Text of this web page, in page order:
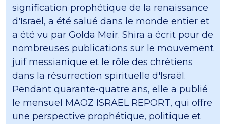
signification prophétique de la renaissance
d'Israël, a été salué dans le monde entier et
a été vu par Golda Meir. Shira a écrit pour de
nombreuses publications sur le mouvement
juif messianique et le rôle des chrétiens
dans la résurrection spirituelle d'Israël.
Pendant quarante-quatre ans, elle a publié
le mensuel MAOZ ISRAEL REPORT, qui offre
une perspective prophétique, politique et